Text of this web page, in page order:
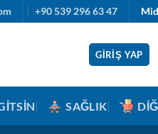
+90 539 296 63 47
GIRIŞ YAP
SAĞLIK